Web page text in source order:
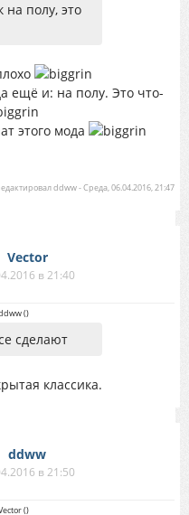
на полу, это
ещё и: на полу. Это что-
этого мода
ddww-Среда, 06.04.2016, 21:47
Vector
в 21:40
()
сделают
классика.
ddww
в 21:50
()